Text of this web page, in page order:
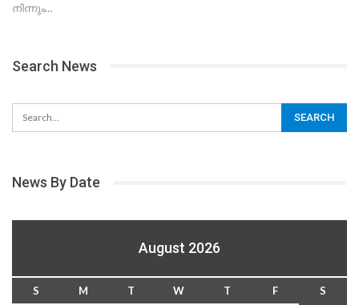
നിന്നും…
Search News
News By Date
August 2026
S M T W T F
S